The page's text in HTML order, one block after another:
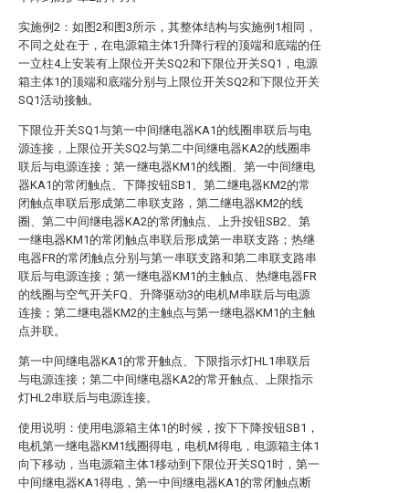
实施例2：如图2和图3所示，其整体结构与实施例1相同，
不同之处在于，在电源箱主体1升降行程的顶端和底端的任
一立柱4上安装有上限位开关SQ2和下限位开关SQ1，电源
箱主体1的顶端和底端分别与上限位开关SQ2和下限位开关
SQ1活动接触。
下限位开关SQ1与第一中间继电器KA1的线圈串联后与电
源连接，上限位开关SQ2与第二中间继电器KA2的线圈串
联后与电源连接；第一继电器KM1的线圈、第一中间继电
器KA1的常闭触点、下降按钮SB1、第二继电器KM2的常
闭触点串联后形成第二串联支路，第二继电器KM2的线
圈、第二中间继电器KA2的常闭触点、上升按钮SB2、第
一继电器KM1的常闭触点串联后形成第一串联支路；热继
电器FR的常闭触点分别与第一串联支路和第二串联支路串
联后与电源连接；第一继电器KM1的主触点、热继电器FR
的线圈与空气开关FQ、升降驱动3的电机M串联后与电源
连接；第二继电器KM2的主触点与第一继电器KM1的主触
点并联。
第一中间继电器KA1的常开触点、下限指示灯HL1串联后
与电源连接；第二中间继电器KA2的常开触点、上限指示
灯HL2串联后与电源连接。
使用说明：使用电源箱主体1的时候，按下下降按钮SB1，
电机第一继电器KM1线圈得电，电机M得电，电源箱主体1
向下移动，当电源箱主体1移动到下限位开关SQ1时，第一
中间继电器KA1得电，第一中间继电器KA1的常闭触点断